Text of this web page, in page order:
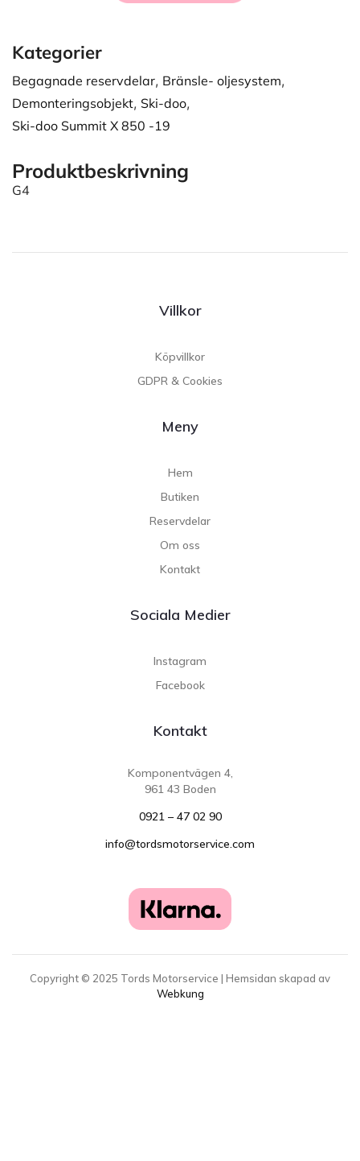
Kategorier
Begagnade reservdelar, Bränsle- oljesystem,
Demonteringsobjekt, Ski-doo,
Ski-doo Summit X 850 -19
Produktbeskrivning
G4
Villkor
Köpvillkor
GDPR & Cookies
Meny
Hem
Butiken
Reservdelar
Om oss
Kontakt
Sociala Medier
Instagram
Facebook
Kontakt
Komponentvägen 4,
961 43 Boden
0921 – 47 02 90
info@tordsmotorservice.com
Copyright © 2025 Tords Motorservice | Hemsidan skapad av
Webkung